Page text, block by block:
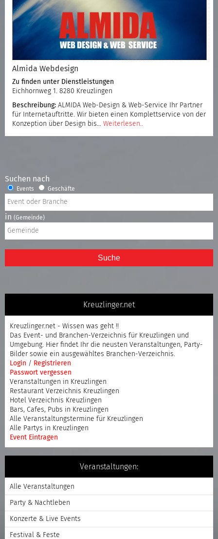
Almida Webdesign
Zu finden unter Dienstleistungen
Eichhornweg 1. 8280 Kreuzlingen
Beschreibung: ALMIDA Web-Design & Web-Service Ihr Partner
für Internetauftritte. Wir bieten einen Komplettservice von der
Konzeption über Design bis… Weiterlesen..
Suchen nach
Events Geschäfte
in (Gemeinde)
Suche
Kreuzlinger.net
Kreuzlinger.net - Wissen was geht !!
Das Event- und Branchen-Verzeichnis für Kreuzlingen und
Umgebung. Hier findet Ihr die neusten Veranstaltungen, Party-
Bilder sowie ein ausgewähltes Branchen-Verzeichnis.
Login / Registrieren
Passwort vergessen
Veranstaltungen in Kreuzlingen
Restaurant Verzeichnis Kreuzlingen
Hotel Verzeichnis Kreuzlingen
Bars, Cafes, Pubs in Kreuzlingen
Alle Veranstaltungstermine für Kreuzlingen
Alle Partys in Kreuzlingen
Event Eintragen
Veranstaltungen:
Alle Veranstaltungen
Party & Nachtleben
Konzerte & Live Events
Festival & Feste